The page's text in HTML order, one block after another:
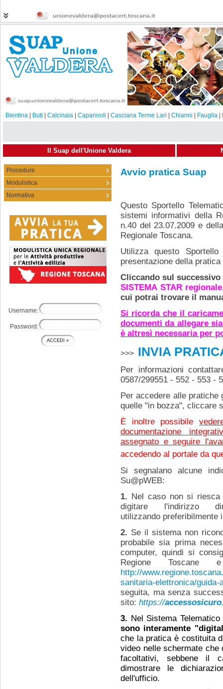
Bientina Buti Calcinaia Capannoli Casciana Terme Lari Chianni Fauglia
Il Suap dell'Unione Valdera
Procedure
Modulistica
Normativa
Username:
Password:
Avvio pratica Suap
Questo Sportello
sistemi informativi della
n.40 del 23.07.2009 e
Regionale Toscana.
Utilizza questo
presentazione della
Cliccando sul
SISTEMA STAR
cui potrai trovare il
Si ricorda che il
documenti da allegare
è altresì necessaria per
>>> INVIA
Per informazioni
0587/299551 - 552 - 553 -
Per accedere alle
quelle "in bozza", cliccare
È inoltre possibile
documentazione
assegnato e seguire
accedendo al portale da
Si segnalano alcune
Su@pWEB:
1. Nel caso non si riesca
digitare l'indirizzo
utilizzando preferibilmente
2. Se il sistema non
probabile sia prima
computer, quindi si
Regione
http://
sanitaria-elettronica/guida-
seguita, ma senza
sito: https://accessosicuro
3. Nel Sistema
sono interamente
che la pratica è costituita
video nelle schermate che
facoltativi, sebbene il
dimostrare le
dell'ufficio.